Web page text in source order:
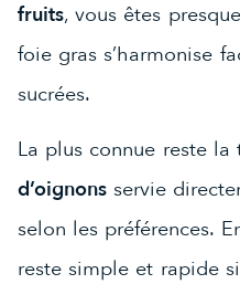
fruits, vous êtes
foie gras s’harmonise
sucrées.
La plus connue reste
d’oignons servie
selon les préférences.
reste simple et rapide